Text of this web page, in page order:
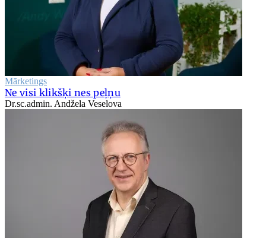
Mārketings
Ne visi klikšķi nes peļņu
Dr.sc.admin. Andžela Veselova